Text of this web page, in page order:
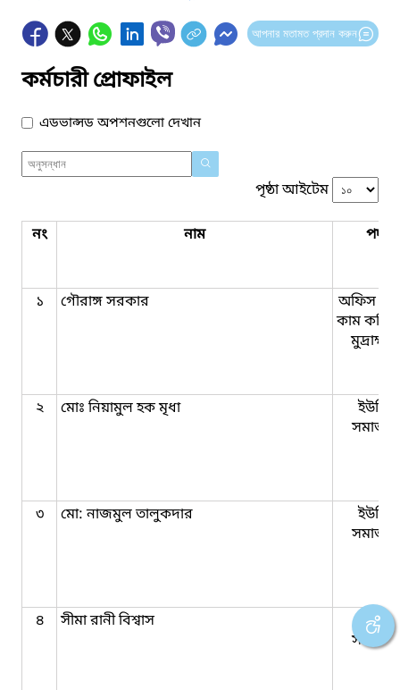
আপনার মতামত প্রদান করুন
কর্মচারী প্রোফাইল
এডভান্সড অপশনগুলো দেখান
পৃষ্ঠা আইটেম
নং নাম পদবি
১ গৌরাঙ্গ সরকার
অফিস
কাম
২ মোঃ নিয়ামুল হক মৃধা
৩ মো: নাজমুল তালুকদার
৪ সীমা রানী বিশ্বাস